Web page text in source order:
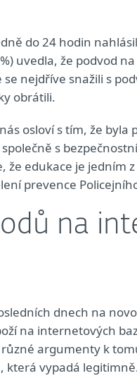
do 24 hodin
uvedla, že podvod
se nejdříve snažili s
obrátili.
osloví s tím, že
s
edukace je jedním
prevence
na
dnech na
na internetových
argumenty k
která vypadá